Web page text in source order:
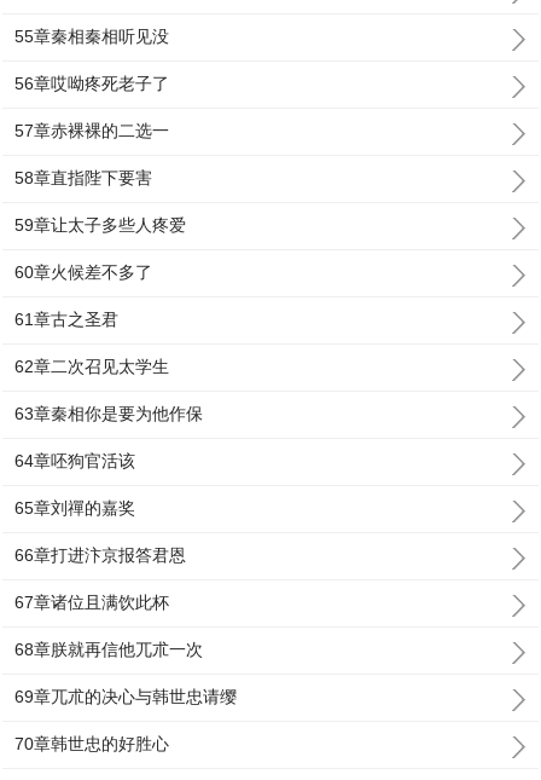
55章秦相秦相听见没
56章哎呦疼死老子了
57章赤裸裸的二选一
58章直指陛下要害
59章让太子多些人疼爱
60章火候差不多了
61章古之圣君
62章二次召见太学生
63章秦相你是要为他作保
64章呸狗官活该
65章刘禪的嘉奖
66章打进汴京报答君恩
67章诸位且满饮此杯
68章朕就再信他兀朮一次
69章兀朮的决心与韩世忠请缨
70章韩世忠的好胜心